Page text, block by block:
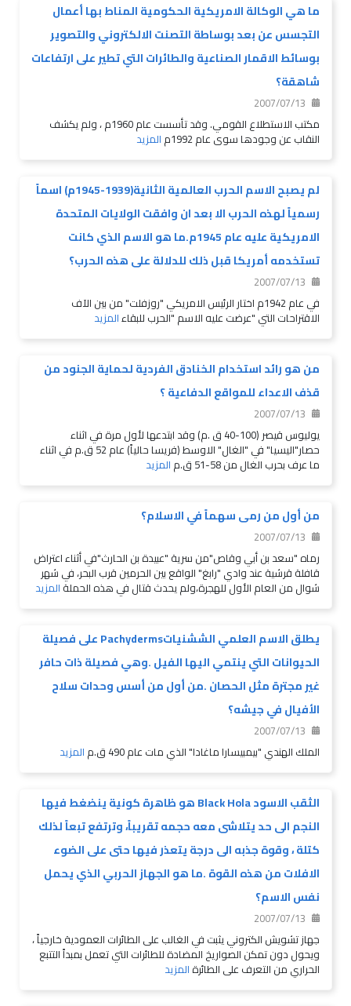
ما هي الوكالة الامريكية الحكومية المناط بها أعمال
التجسس عن بعد بوساطة التصنت الالكتروني والتصوير
بوسائط الاقمار الصناعية والطائرات التي تطير على ارتفاعات
شاهقة؟
2007/07/13
مكتب الاستطلاع القومي. وقد تأسست عام 1960م ، ولم يكشف
النقاب عن وجودها سوى عام 1992م المزيد
لم يصبح الاسم الحرب العالمية الثانية(1939-1945م) اسماً
رسمياً لهذه الحرب الا بعد ان وافقت الولايات المتحدة
الامريكية عليه عام 1945م.ما هو الاسم الذي كانت
تستخدمه أمريكا قبل ذلك للدلالة على هذه الحرب؟
2007/07/13
في عام 1942م اختار الرئيس الامريكي "روزفلت" من بين الآف
الاقتراحات التي "عرضت عليه الاسم "الحرب للبقاءالمزيد
من هو رائد استخدام الخنادق الفردية لحماية الجنود من
قذف الاعداء للمواقع الدفاعية ؟
2007/07/13
يوليوس قيصر (100-40 ق .م) وقد ابتدعها لأول مرة في اثناء
حصار"اليسيا" في "الغال" الاوسط (فريسا حالياً) عام 52 ق.م في اثناء
ما عرف بحرب الغال من 58-51 ق.م المزيد
من أول من رمى سهماً في الاسلام؟
2007/07/13
رماه "سعد بن أبي وقاص"من سرية "عبيدة بن الحارث"في أثناء اعتراض
قافلة قرشية عند وادي "رابغ" الواقع بين الحرمين قرب البحر، في شهر
شوال من العام الأول للهجرة،ولم يحدث قتال في هذه الحملة المزيد
يطلق الاسم العلمي الششنياتPachyderms على فصيلة
الحيوانات التي ينتمي اليها الفيل .وهي فصيلة ذات حافر
غير مجترة مثل الحصان .من أول من أسس وحدات سلاح
الأفيال في جيشه؟
2007/07/13
الملك الهندي "بيمبيسارا ماغادا" الذي مات عام 490 ق.م
المزيد
الثقب الاسود Black Hola هو ظاهرة كونية ينضغط فيها
النجم الى حد يتلاشى معه حجمه تقريباً، وترتفع تبعاً لذلك
كتلة ، وقوة جذبه الى درجة يتعذر فيها حتى على الضوء
الافلات من هذه القوة .ما هو الجهاز الحربي الذي يحمل
نفس الاسم؟
2007/07/13
جهاز تشويش الكتروني يثبت في الغالب على الطائرات العمودية خارجياً ،
ويحول دون تمكن الصواريخ المضادة للطائرات التي تعمل بمبداً التتبع
الحراري من التعرف على الطائرة المزيد